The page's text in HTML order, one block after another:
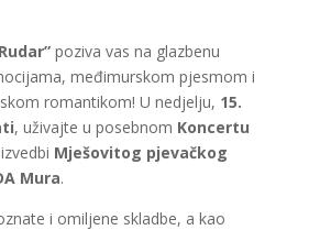
poziva vas na glazbenu
međimurskom pjesmom i
romantikom! U nedjelju, 15.
, uživajte u posebnom Koncertu
Mješovitog pjevačkog
Mura.
i omiljene skladbe, a kao